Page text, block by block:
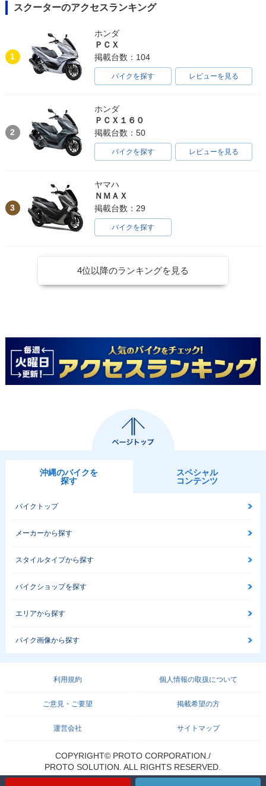
スクーターのアクセスランキング
1
ホンダ
ＰＣＸ
掲載台数：104
バイクを探す レビューを見る
2
ホンダ
ＰＣＸ１６０
掲載台数：50
バイクを探す レビューを見る
3
ヤマハ
ＮＭＡＸ
掲載台数：29
バイクを探す
4位以降のランキングを見る
沖縄のバイクを
探す
スペシャル
コンテンツ
バイクトップ
メーカーから探す
スタイルタイプから探す
バイクショップを探す
エリアから探す
バイク画像から探す
利用規約 個人情報の取扱について
ご意見・ご要望 掲載希望の方
運営会社 サイトマップ
COPYRIGHT© PROTO CORPORATION./
PROTO SOLUTION. ALL RIGHTS RESERVED.